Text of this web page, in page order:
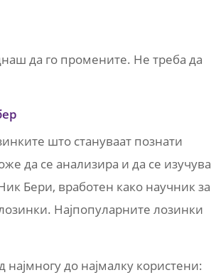
да го промените. Не треба да
што стануваат познати
да се анализира и да се изучува
Бери, вработен како научник за
Најпопуларните лозинки
до најмалку користени: